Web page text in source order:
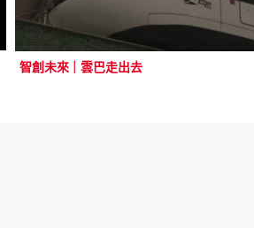
智創未來｜雲巴走出去